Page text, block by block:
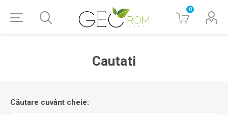
0
Cautati
Căutare cuvânt cheie: